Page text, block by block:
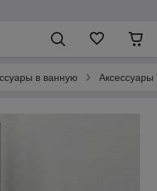
в ванную